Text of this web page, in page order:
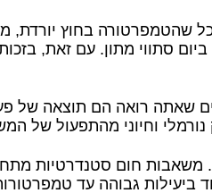
בחוץ יורדת,
וחיוני מהתפעול של